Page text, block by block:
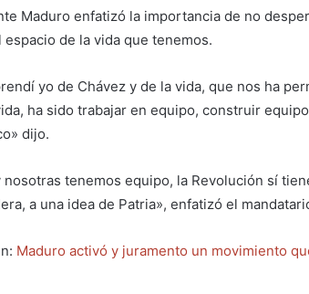
Maduro enfatizó la importancia de no
espacio de la vida que tenemos.
yo de Chávez y de la vida, que nos ha
ha sido trabajar en equipo, construir
dijo.
tenemos equipo, la Revolución sí
a una idea de Patria», enfatizó el
Maduro activó y juramento un movimiento